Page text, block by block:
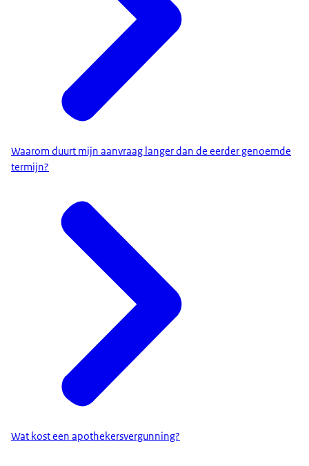
Waarom duurt mijn aanvraag langer dan de eerder genoemde
termijn?
Wat kost een apothekersvergunning?